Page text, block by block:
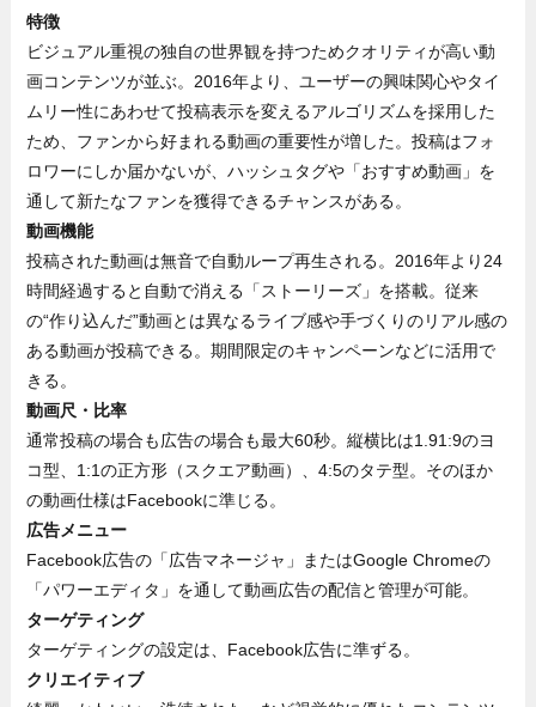
特徴
ビジュアル重視の独自の世界観を持つためクオリティが高い動
画コンテンツが並ぶ。2016年より、ユーザーの興味関心やタイ
ムリー性にあわせて投稿表示を変えるアルゴリズムを採用した
ため、ファンから好まれる動画の重要性が増した。投稿はフォ
ロワーにしか届かないが、ハッシュタグや「おすすめ動画」を
通して新たなファンを獲得できるチャンスがある。
動画機能
投稿された動画は無音で自動ループ再生される。2016年より24
時間経過すると自動で消える「ストーリーズ」を搭載。従来
の“作り込んだ”動画とは異なるライブ感や手づくりのリアル感の
ある動画が投稿できる。期間限定のキャンペーンなどに活用で
きる。
動画尺・比率
通常投稿の場合も広告の場合も最大60秒。縦横比は1.91:9のヨ
コ型、1:1の正方形（スクエア動画）、4:5のタテ型。そのほか
の動画仕様はFacebookに準じる。
広告メニュー
Facebook広告の「広告マネージャ」またはGoogle Chromeの
「パワーエディタ」を通して動画広告の配信と管理が可能。
ターゲティング
ターゲティングの設定は、Facebook広告に準ずる。
クリエイティブ